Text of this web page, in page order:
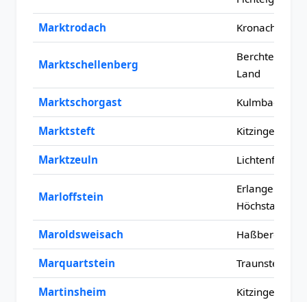
Marktrodach Kronach
Marktschellenberg
Land
Marktschorgast Kulmbach
Marktsteft Kitzingen
Marktzeuln Lichtenfels
Marloffstein
Erlangen-
Höchstadt
Maroldsweisach Haßberge
Marquartstein Traunstein
Martinsheim Kitzingen